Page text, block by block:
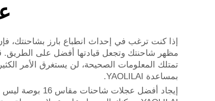
مظهر شاحنتك وتجعل قيادتها أفضل على الطريق.
تمتلك المعلومات الصحيحة، لن يستغرق الأمر
بمساعدة YAOLILAI.
إيجاد أفضل